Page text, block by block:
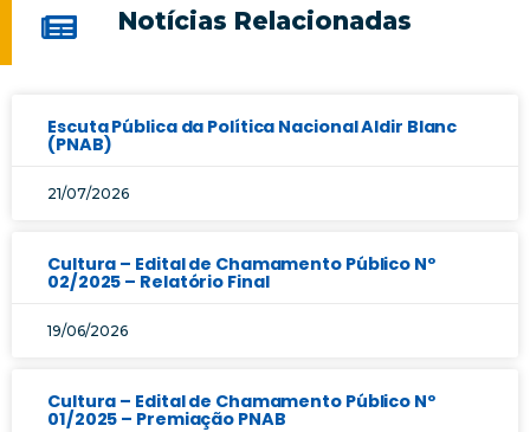
Notícias Relacionadas
Escuta Pública da Política Nacional Aldir Blanc
(PNAB)
21/07/2026
Cultura – Edital de Chamamento Público Nº
02/2025 – Relatório Final
19/06/2026
Cultura – Edital de Chamamento Público Nº
01/2025 – Premiação PNAB